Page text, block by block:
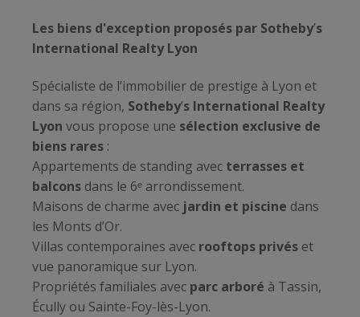
Les biens d'exception proposés par Sotheby’s
International Realty Lyon
Spécialiste de l’immobilier de prestige à Lyon et
dans sa région, Sotheby’s International Realty
Lyon vous propose une sélection exclusive de
biens rares :
Appartements de standing avec terrasses et
balcons dans le 6ᵉ arrondissement.
Maisons de charme avec jardin et piscine dans
les Monts d’Or.
Villas contemporaines avec rooftops privés et
vue panoramique sur Lyon.
Propriétés familiales avec parc arboré à Tassin,
Écully ou Sainte-Foy-lès-Lyon.